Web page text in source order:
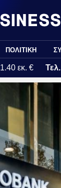
ΠΟΛΙΤΙΚΗ
1.40 εκ. €